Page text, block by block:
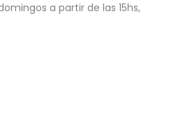
a partir de las 15hs,